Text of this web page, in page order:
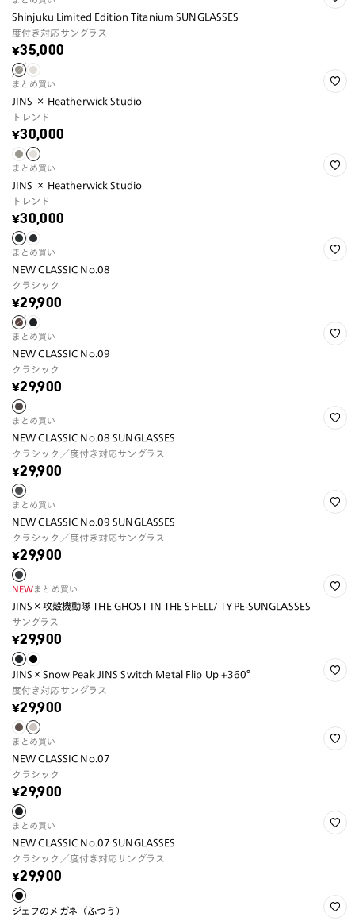
Shinjuku Limited Edition Titanium SUNGLASSES
度付き対応サングラス
¥35,000
まとめ買い
JINS × Heatherwick Studio
トレンド
¥30,000
まとめ買い
JINS × Heatherwick Studio
トレンド
¥30,000
まとめ買い
NEW CLASSIC No.08
クラシック
¥29,900
まとめ買い
NEW CLASSIC No.09
クラシック
¥29,900
まとめ買い
NEW CLASSIC No.08 SUNGLASSES
クラシック／度付き対応サングラス
¥29,900
まとめ買い
NEW CLASSIC No.09 SUNGLASSES
クラシック／度付き対応サングラス
¥29,900
NEWまとめ買い
JINS×攻殻機動隊 THE GHOST IN THE SHELL/ TYPE-SUNGLASSES
サングラス
¥29,900
JINS×Snow Peak JINS Switch Metal Flip Up +360°
度付き対応サングラス
¥29,900
まとめ買い
NEW CLASSIC No.07
クラシック
¥29,900
まとめ買い
NEW CLASSIC No.07 SUNGLASSES
クラシック／度付き対応サングラス
¥29,900
ジェフのメガネ（ふつう）